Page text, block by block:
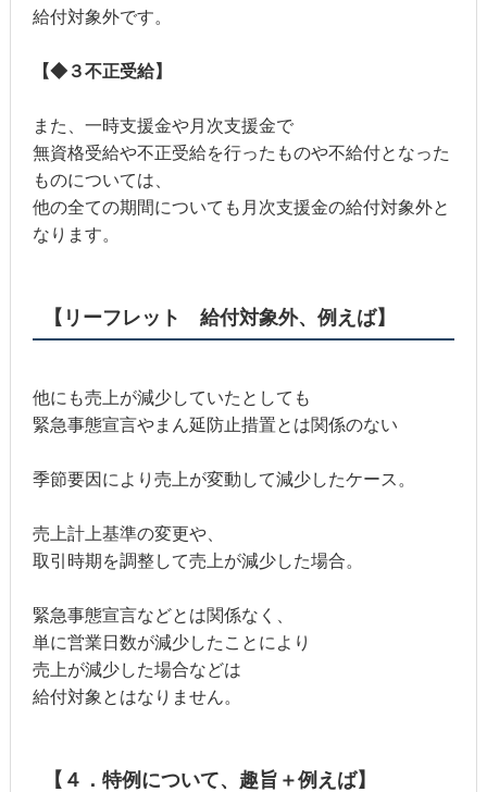
給付対象外です。
【◆３不正受給】
また、一時支援金や月次支援金で
無資格受給や不正受給を行ったものや不給付となった
ものについては、
他の全ての期間についても月次支援金の給付対象外と
なります。
【リーフレット 給付対象外、例えば】
他にも売上が減少していたとしても
緊急事態宣言やまん延防止措置とは関係のない
季節要因により売上が変動して減少したケース。
売上計上基準の変更や、
取引時期を調整して売上が減少した場合。
緊急事態宣言などとは関係なく、
単に営業日数が減少したことにより
売上が減少した場合などは
給付対象とはなりません。
【４．特例について、趣旨＋例えば】